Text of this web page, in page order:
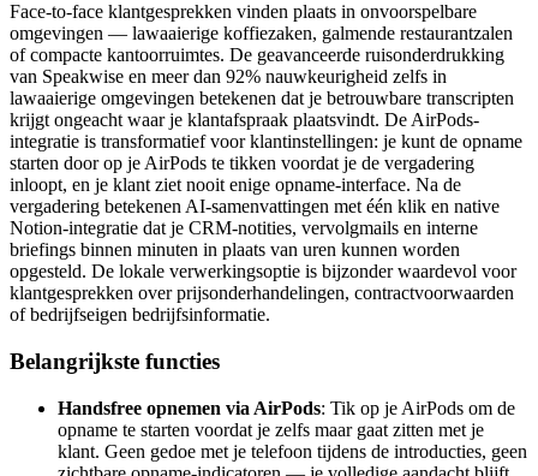
Face-to-face klantgesprekken vinden plaats in onvoorspelbare
omgevingen — lawaaierige koffiezaken, galmende restaurantzalen
of compacte kantoorruimtes. De geavanceerde ruisonderdrukking
van Speakwise en meer dan 92% nauwkeurigheid zelfs in
lawaaierige omgevingen betekenen dat je betrouwbare transcripten
krijgt ongeacht waar je klantafspraak plaatsvindt. De AirPods-
integratie is transformatief voor klantinstellingen: je kunt de opname
starten door op je AirPods te tikken voordat je de vergadering
inloopt, en je klant ziet nooit enige opname-interface. Na de
vergadering betekenen AI-samenvattingen met één klik en native
Notion-integratie dat je CRM-notities, vervolgmails en interne
briefings binnen minuten in plaats van uren kunnen worden
opgesteld. De lokale verwerkingsoptie is bijzonder waardevol voor
klantgesprekken over prijsonderhandelingen, contractvoorwaarden
of bedrijfseigen bedrijfsinformatie.
Belangrijkste functies
Handsfree opnemen via AirPods: Tik op je AirPods om de
opname te starten voordat je zelfs maar gaat zitten met je
klant. Geen gedoe met je telefoon tijdens de introducties, geen